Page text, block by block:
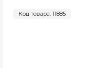
Код товара: 11885